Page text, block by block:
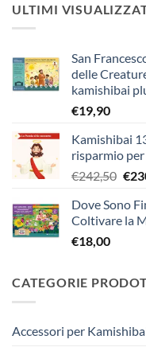
ULTIMI
San
delle
kamishibai
€19,90
Kamishibai
risparmio per
€242,50 Il
era:
€
Dove Sono
Coltivare la
€18,00
CATEGORIE
Accessori per